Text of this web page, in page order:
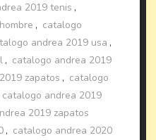
2019 tenis ,
, catalogo
andrea 2019 usa ,
, catalogo andrea 2019
zapatos , catalogo
catalogo andrea 2019
2019 zapatos
, catalogo andrea 2020